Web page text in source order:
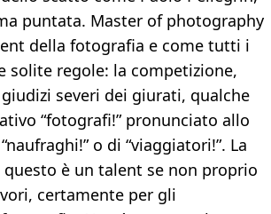
puntata. Master of photography
della fotografia e come tutti i
solite regole: la competizione,
severi dei giurati, qualche
“fotografi!” pronunciato allo
o di “viaggiatori!”. La
questo è un talent se non proprio
certamente per gli